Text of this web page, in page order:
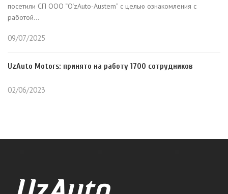
посетили СП ООО “O‘zAuto-Austem” с целью ознакомления с
работой...
09/07/2025
UzAuto Motors: принято на работу 1700 сотрудников
02/06/2023